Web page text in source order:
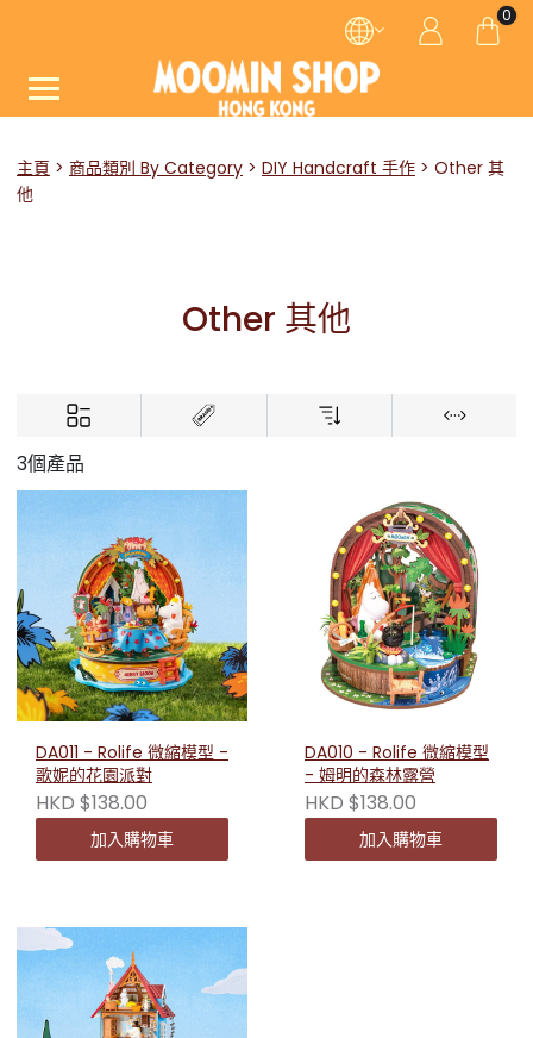
0
主頁 商品類別 By Category DIY Handcraft 手作
Other 其
他
Other 其他
3個產品
DA011 - Rolife 微縮模型 -
歌妮的花園派對
HKD $138.00
加入購物車
DA010 - Rolife 微縮模型
- 姆明的森林露營
HKD $138.00
加入購物車